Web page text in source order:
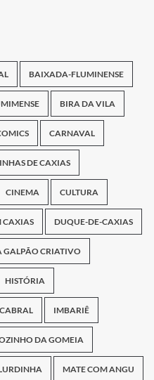
BAIXADA-FLUMINENSE
BIRA DA VILA
CARNAVAL
DE CAXIAS
CINEMA CULTURA
CAXIAS DUQUE-DE-CAXIAS
GALPÃO CRIATIVO
HISTÓRIA
IMBARIÊ
DA GOMEIA
MATE COM ANGU